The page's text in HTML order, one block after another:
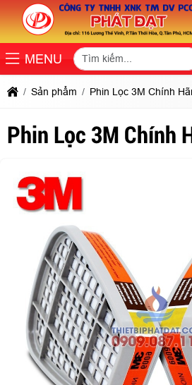
MENU
Sản phẩm Phin Lọc 3M Chính
Phin Lọc 3M Chính